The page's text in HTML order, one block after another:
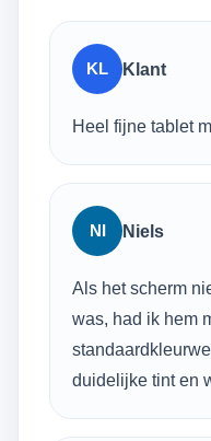
KL Klant
Heel fijne tablet
NI Niels
Als het scherm
was, had ik hem
duidelijke tint en